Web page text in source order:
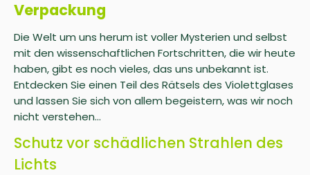
Verpackung
Die Welt um uns herum ist voller Mysterien und selbst
mit den wissenschaftlichen Fortschritten, die wir heute
haben, gibt es noch vieles, das uns unbekannt ist.
Entdecken Sie einen Teil des Rätsels des Violettglases
und lassen Sie sich von allem begeistern, was wir noch
nicht verstehen...
Schutz vor schädlichen Strahlen des
Lichts